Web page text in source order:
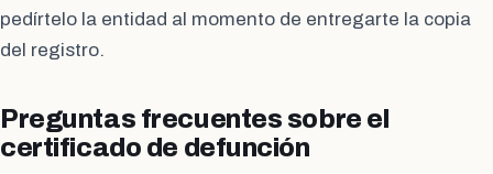
pedírtelo la entidad al momento de entregarte la copia
del registro.
Preguntas frecuentes sobre el
certificado de defunción